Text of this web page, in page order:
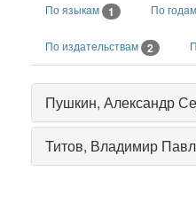
По языкам 1 По
По издательствам 2
Пушкин, Александр
Титов, Владимир